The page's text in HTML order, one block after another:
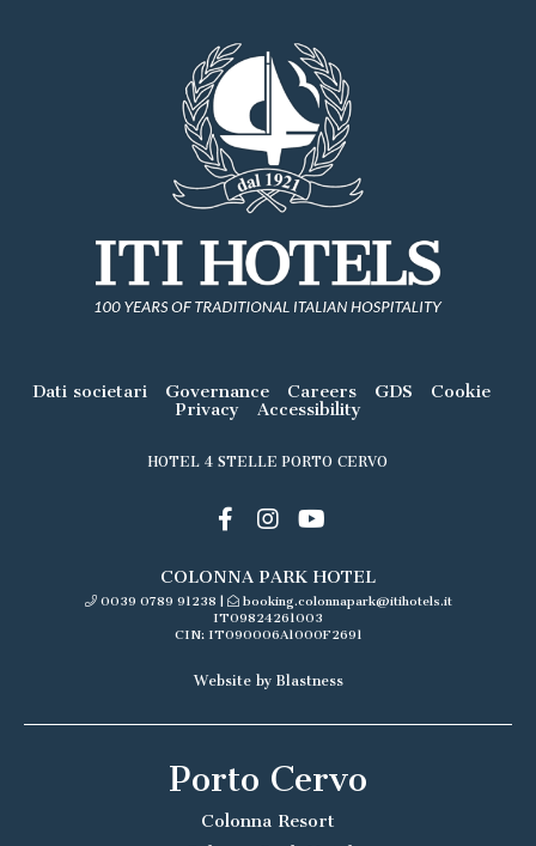
Dati societari Governance Careers GDS
Cookie
Privacy
Accessibility
HOTEL 4 STELLE PORTO CERVO
COLONNA PARK HOTEL
0039 0789 91238 |
booking.colonnapark@itihotels.it
IT09824261003
CIN: IT090006A1000F2691
Website by Blastness
Porto Cervo
Colonna Resort